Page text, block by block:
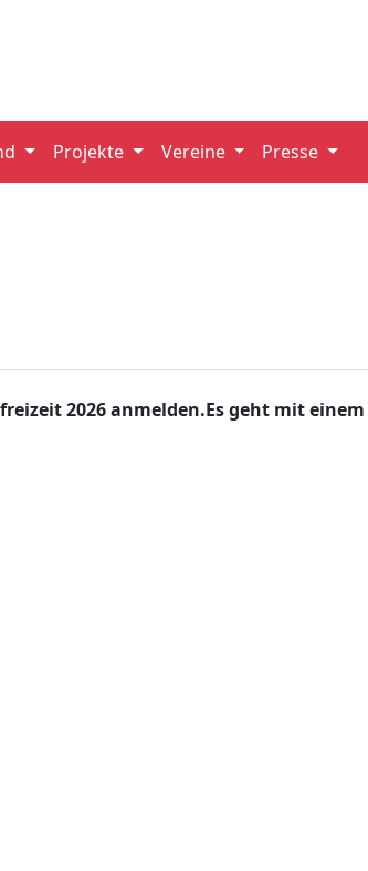
Projekte Vereine Presse
2026 anmelden.Es geht mit einem